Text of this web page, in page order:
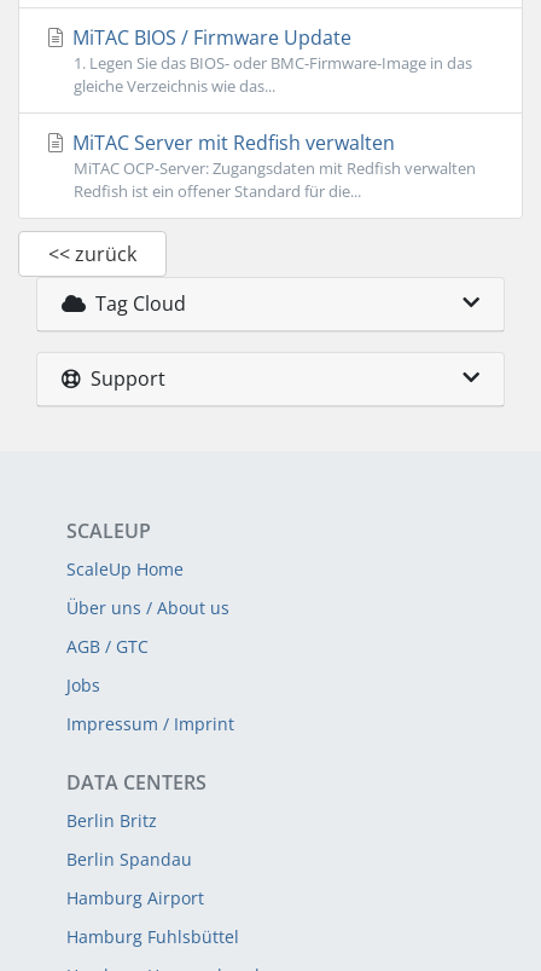
MiTAC BIOS / Firmware Update
1. Legen Sie das BIOS- oder BMC-Firmware-Image in das
gleiche Verzeichnis wie das...
MiTAC Server mit Redfish verwalten
MiTAC OCP-Server: Zugangsdaten mit Redfish verwalten
Redfish ist ein offener Standard für die...
<< zurück
Tag Cloud
Support
SCALEUP
ScaleUp Home
Über uns / About us
AGB / GTC
Jobs
Impressum / Imprint
DATA CENTERS
Berlin Britz
Berlin Spandau
Hamburg Airport
Hamburg Fuhlsbüttel